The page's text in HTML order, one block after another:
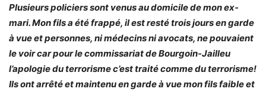
Plusieurs policiers sont venus au domicile de mon ex-
mari. Mon fils a été frappé, il est resté trois jours en garde
à vue et personnes, ni médecins ni avocats, ne pouvaient
le voir car pour le commissariat de Bourgoin-Jailleu
l’apologie du terrorisme c’est traité comme du terrorisme!
Ils ont arrêté et maintenu en garde à vue mon fils faible et